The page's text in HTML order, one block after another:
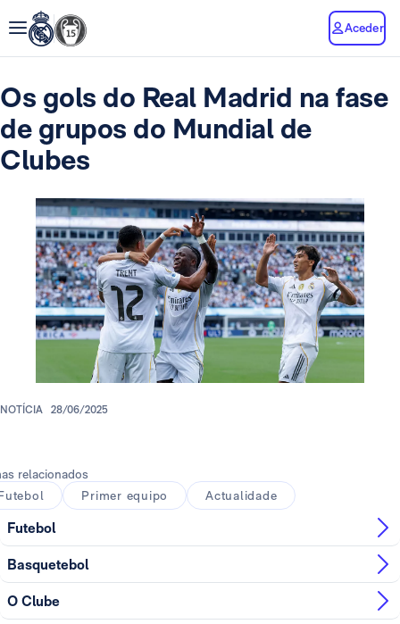
Aceder
Os gols do Real Madrid na fase
de grupos do Mundial de
Clubes
NOTÍCIA 28/06/2025
relacionados
Primer equipo Actualidade
Futebol
Basquetebol
O Clube